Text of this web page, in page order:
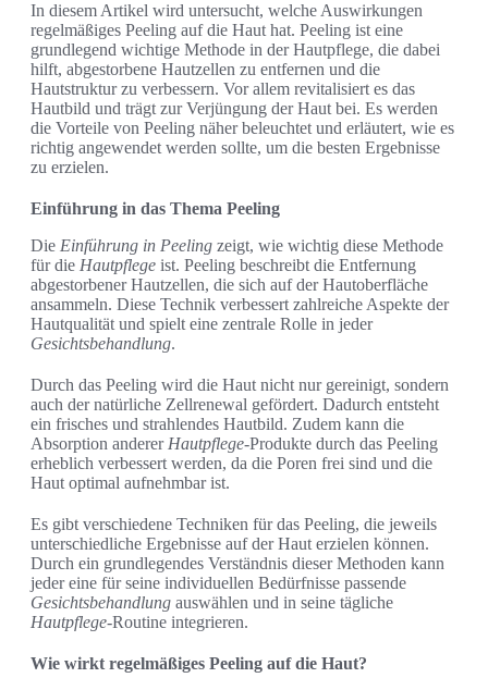
In diesem Artikel wird untersucht, welche Auswirkungen
regelmäßiges Peeling auf die Haut hat. Peeling ist eine
grundlegend wichtige Methode in der Hautpflege, die dabei
hilft, abgestorbene Hautzellen zu entfernen und die
Hautstruktur zu verbessern. Vor allem revitalisiert es das
Hautbild und trägt zur Verjüngung der Haut bei. Es werden
die Vorteile von Peeling näher beleuchtet und erläutert, wie es
richtig angewendet werden sollte, um die besten Ergebnisse
zu erzielen.
Einführung in das Thema Peeling
Die Einführung in Peeling zeigt, wie wichtig diese Methode
für die Hautpflege ist. Peeling beschreibt die Entfernung
abgestorbener Hautzellen, die sich auf der Hautoberfläche
ansammeln. Diese Technik verbessert zahlreiche Aspekte der
Hautqualität und spielt eine zentrale Rolle in jeder
Gesichtsbehandlung.
Durch das Peeling wird die Haut nicht nur gereinigt, sondern
auch der natürliche Zellrenewal gefördert. Dadurch entsteht
ein frisches und strahlendes Hautbild. Zudem kann die
Absorption anderer Hautpflege-Produkte durch das Peeling
erheblich verbessert werden, da die Poren frei sind und die
Haut optimal aufnehmbar ist.
Es gibt verschiedene Techniken für das Peeling, die jeweils
unterschiedliche Ergebnisse auf der Haut erzielen können.
Durch ein grundlegendes Verständnis dieser Methoden kann
jeder eine für seine individuellen Bedürfnisse passende
Gesichtsbehandlung auswählen und in seine tägliche
Hautpflege-Routine integrieren.
Wie wirkt regelmäßiges Peeling auf die Haut?